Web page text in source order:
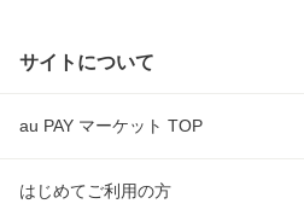
サイトについて
au PAY マーケット TOP
はじめてご利用の方